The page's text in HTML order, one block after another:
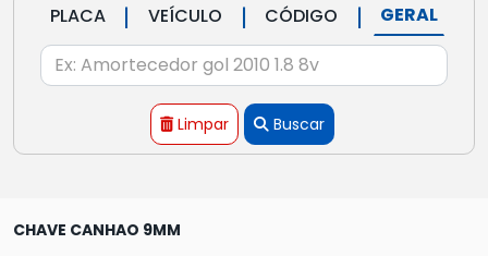
PLACA | VEÍCULO | CÓDIGO | GERAL
Limpar Buscar
CHAVE CANHAO 9MM